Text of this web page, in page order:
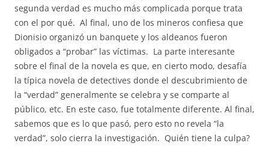
segunda verdad es mucho más complicada porque trata
con el por qué. Al final, uno de los mineros confiesa que
Dionisio organizó un banquete y los aldeanos fueron
obligados a “probar” las víctimas. La parte interesante
sobre el final de la novela es que, en cierto modo, desafía
la típica novela de detectives donde el descubrimiento de
la “verdad” generalmente se celebra y se comparte al
público, etc. En este caso, fue totalmente diferente. Al final,
sabemos que es lo que pasó, pero esto no revela “la
verdad”, solo cierra la investigación. Quién tiene la culpa?